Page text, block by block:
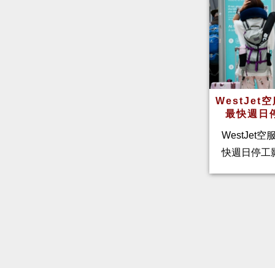
WestJet空
最快週日
WestJet空
快週日停工